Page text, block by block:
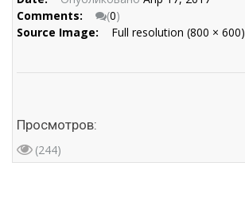
Comments:
(0)
Source Image:
Full resolution (800 × 600)
Просмотров:
(244)